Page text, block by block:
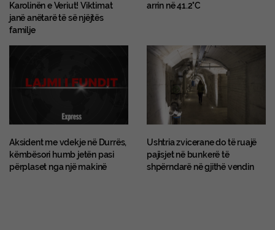
Karolinën e Veriut! Viktimat
janë anëtarë të së njëjtës
familje
arrin në 41.2°C
Aksident me vdekje në Durrës,
këmbësori humb jetën pasi
përplaset nga një makinë
Ushtria zvicerane do të ruajë
pajisjet në bunkerë të
shpërndarë në gjithë vendin